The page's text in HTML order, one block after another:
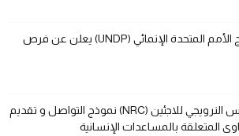
برنامج الأمم المتحدة الإنمائي (UNDP) يعلن عن فرص
المجلس النرويجي للاجئين (NRC) نموذج التواصل و تقديم
المتعلقة بالمساعدات الإنسانية